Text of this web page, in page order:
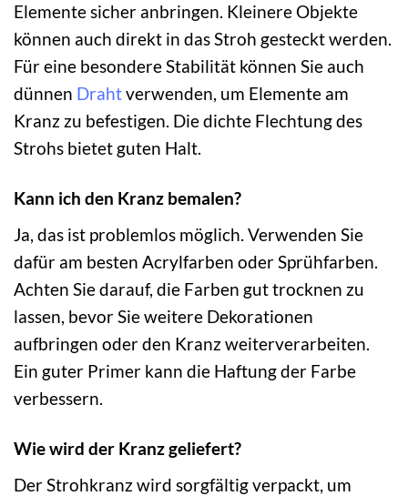
Elemente sicher anbringen. Kleinere Objekte
können auch direkt in das Stroh gesteckt werden.
Für eine besondere Stabilität können Sie auch
dünnen Drahtverwenden, um Elemente am
Kranz zu befestigen. Die dichte Flechtung des
Strohs bietet guten Halt.
Kann ich den Kranz bemalen?
Ja, das ist problemlos möglich. Verwenden Sie
dafür am besten Acrylfarben oder Sprühfarben.
Achten Sie darauf, die Farben gut trocknen zu
lassen, bevor Sie weitere Dekorationen
aufbringen oder den Kranz weiterverarbeiten.
Ein guter Primer kann die Haftung der Farbe
verbessern.
Wie wird der Kranz geliefert?
Der Strohkranz wird sorgfältig verpackt, um